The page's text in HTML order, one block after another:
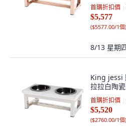
首購折扣價
$5,577
($5577.00/1個)
8/13 星期
King jessi
拉拉白陶
首購折扣價
$5,520
($2760.00/1個)